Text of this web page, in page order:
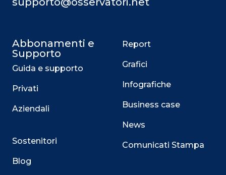
Abbonamenti e
Supporto
Guida e supporto
Privati
Aziendali
Sostenitori
Blog
Report
Grafici
Infografiche
Business case
News
Comunicati Stampa